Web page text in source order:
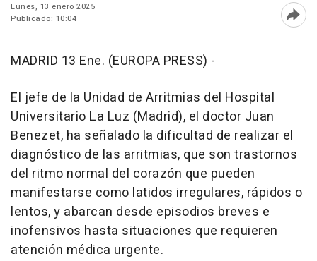
Lunes, 13 enero 2025
Publicado: 10:04
MADRID 13 Ene. (EUROPA PRESS) -
El jefe de la Unidad de Arritmias del Hospital
Universitario La Luz (Madrid), el doctor Juan
Benezet, ha señalado la dificultad de realizar el
diagnóstico de las arritmias, que son trastornos
del ritmo normal del corazón que pueden
manifestarse como latidos irregulares, rápidos o
lentos, y abarcan desde episodios breves e
inofensivos hasta situaciones que requieren
atención médica urgente.